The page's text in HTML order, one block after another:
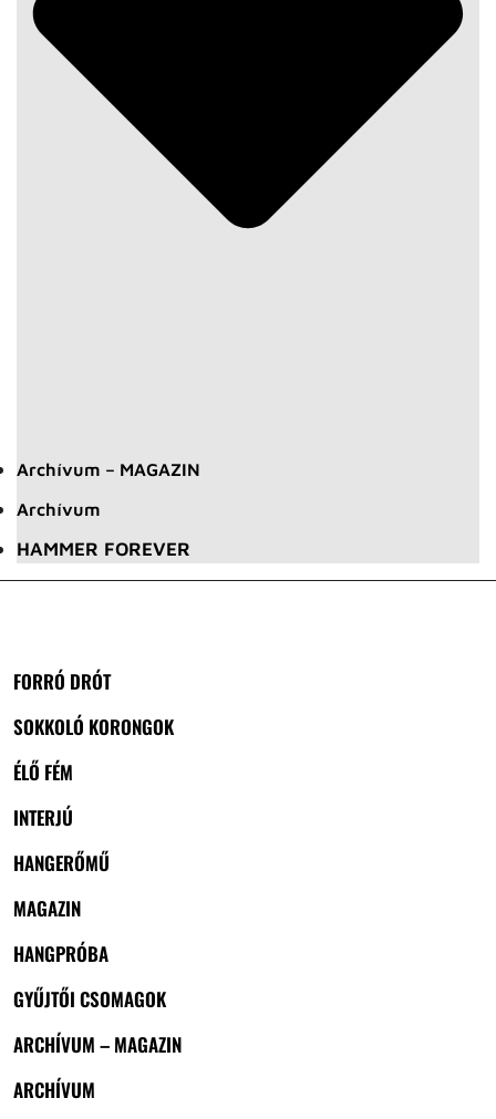
Archívum – MAGAZIN
Archívum
HAMMER FOREVER
FORRÓ DRÓT
SOKKOLÓ KORONGOK
ÉLŐ FÉM
INTERJÚ
HANGERŐMŰ
MAGAZIN
HANGPRÓBA
GYŰJTŐI CSOMAGOK
ARCHÍVUM – MAGAZIN
ARCHÍVUM